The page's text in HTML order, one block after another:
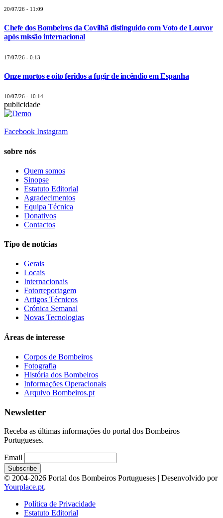
20/07/26 - 11:09
Chefe dos Bombeiros da Covilhã distinguido com Voto de Louvor
após missão internacional
17/07/26 - 0:13
Onze mortos e oito feridos a fugir de incêndio em Espanha
10/07/26 - 10:14
publicidade
Facebook Instagram
sobre nós
Quem somos
Sinopse
Estatuto Editorial
Agradecimentos
Equipa Técnica
Donativos
Contactos
Tipo de notícias
Gerais
Locais
Internacionais
Fotorreportagem
Artigos Técnicos
Crónica Semanal
Novas Tecnologias
Áreas de interesse
Corpos de Bombeiros
Fotografia
História dos Bombeiros
Informações Operacionais
Arquivo Bombeiros.pt
Newsletter
Receba as últimas informações do portal dos Bombeiros
Portugueses.
Email
© 2004-2026 Portal dos Bombeiros Portugueses | Desenvolvido por
Yourplace.pt.
Política de Privacidade
Estatuto Editorial